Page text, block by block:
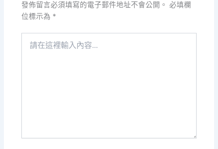
發佈留言必須填寫的電子郵件地址不會公開。 必填欄
位標示為 *